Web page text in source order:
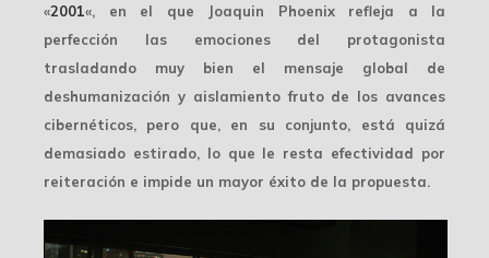
«2001«, en el que Joaquin Phoenix refleja a la
perfección las emociones del protagonista
trasladando muy bien el mensaje global de
deshumanización y aislamiento fruto de los avances
cibernéticos, pero que, en su conjunto, está quizá
demasiado estirado, lo que le resta efectividad por
reiteración e impide un mayor éxito de la propuesta.